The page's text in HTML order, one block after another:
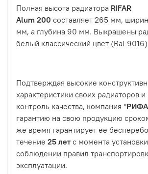
Полная высота радиатора RIFAR
Alum 200 составляет 265 мм,
мм, а глубина 90 мм. Выкрашены
белый классический цвет (Ral
Подтверждая высокие
характеристики своих радиаторов
контроль качества, компания "
гарантию на свою продукцию
же время гарантирует ее
течение 25 лет с момента
соблюдении правил
эксплуатации.